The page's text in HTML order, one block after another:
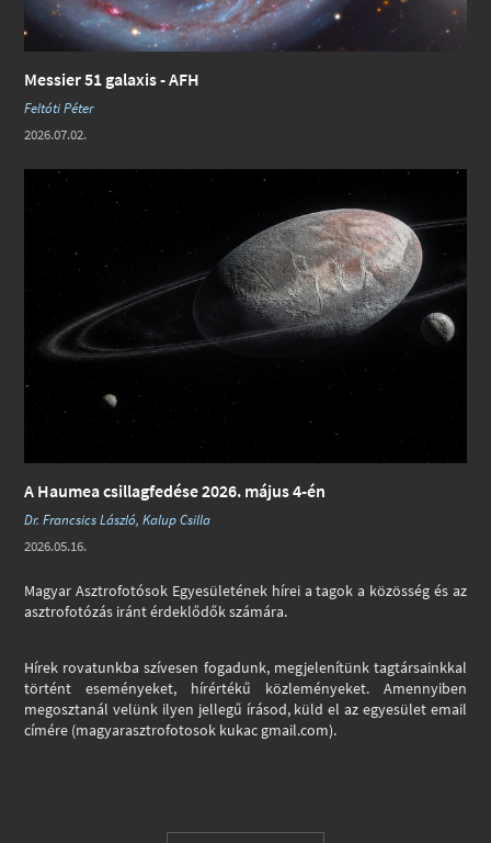
Messier 51 galaxis - AFH
Feltóti Péter
2026.07.02.
A Haumea csillagfedése 2026. május 4-én
Dr. Francsics László, Kalup Csilla
2026.05.16.
Magyar Asztrofotósok Egyesületének hírei a tagok a közösség és az
asztrofotózás iránt érdeklődők számára.
Hírek rovatunkba szívesen fogadunk, megjelenítünk tagtársainkkal
történt eseményeket, hírértékű közleményeket. Amennyiben
megosztanál velünk ilyen jellegű írásod, küld el az egyesület email
címére (magyarasztrofotosok kukac gmail.com).